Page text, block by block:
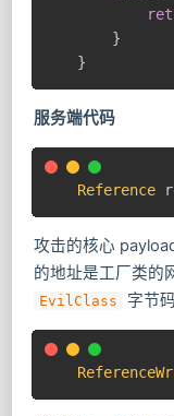
}
}
服务端代码
Reference
攻击的核心
的地址是工厂类的
EvilClass 字节